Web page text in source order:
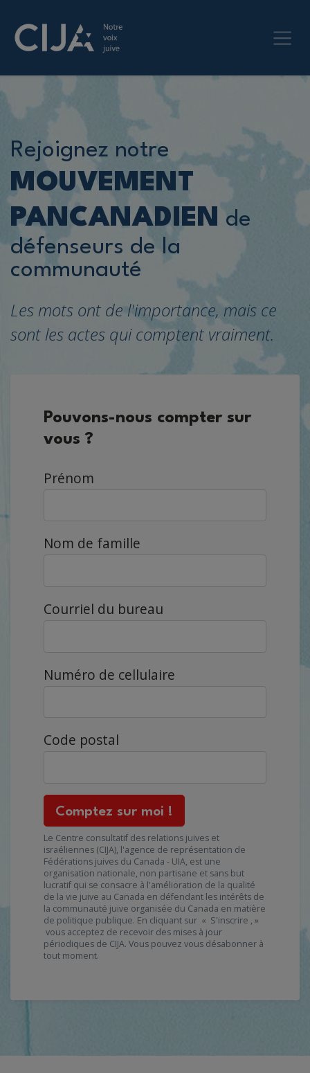
Rejoignez notre
MOUVEMENT
PANCANADIEN
de
défenseurs de la
communauté
Les mots ont de l'importance, mais ce
sont les actes qui comptent vraiment.
Pouvons-nous compter sur
vous ?
Prénom
Nom de famille
Courriel du bureau
Numéro de cellulaire
Code postal
Le Centre consultatif des relations juives et
israéliennes (CIJA), l'agence de représentation de
Fédérations juives du Canada - UIA, est une
organisation nationale, non partisane et sans but
lucratif qui se consacre à l'amélioration de la qualité
de la vie juive au Canada en défendant les intérêts de
la communauté juive organisée du Canada en matière
de politique publique. En cliquant sur « S'inscrire , »
vous acceptez de recevoir des mises à jour
périodiques de CIJA. Vous pouvez vous désabonner à
tout moment.